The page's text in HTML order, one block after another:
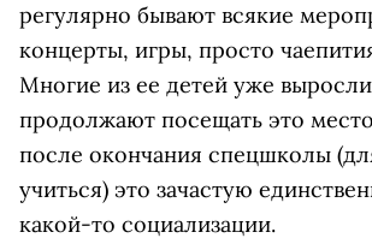
регулярно бывают всякие
концерты, игры, просто
Многие из ее детей уже
продолжают посещать это
после окончания спецшколы
учиться) это зачастую
какой-то социализации.